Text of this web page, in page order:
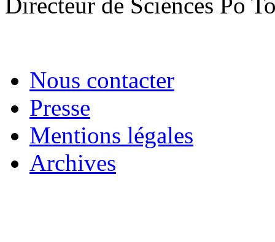
Nous contacter
Presse
Mentions légales
Archives